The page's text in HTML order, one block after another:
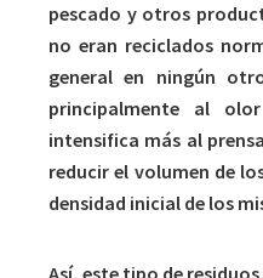
pescado y otros
no eran reciclados
general en ningún
principalmente al
intensifica más al
reducir el volumen de
densidad inicial de los